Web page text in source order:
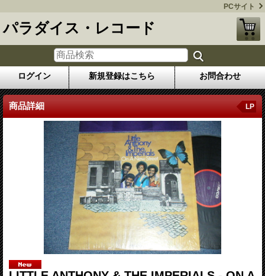
PCサイト
パラダイス・レコード
ログイン 新規登録はこちら お問合わせ
商品詳細 LP